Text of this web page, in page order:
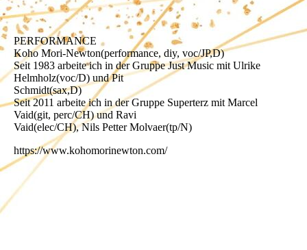
PERFORMANCE
Koho Mori-Newton(performance, diy, voc/JP,D)
Seit 1983 arbeite ich in der Gruppe Just Music mit Ulrike
Helmholz(voc/D) und Pit
Schmidt(sax,D)
Seit 2011 arbeite ich in der Gruppe Superterz mit Marcel
Vaid(git, perc/CH) und Ravi
Vaid(elec/CH), Nils Petter Molvaer(tp/N)
https://www.kohomorinewton.com/